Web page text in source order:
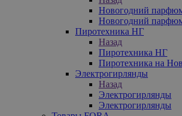
Новогодний
Новогодний
Пиротехника НГ
Назад
Пиротехника НГ
Пиротехника на
Электрогирлянды
Назад
Электрогирлянды
Электрогирлянды